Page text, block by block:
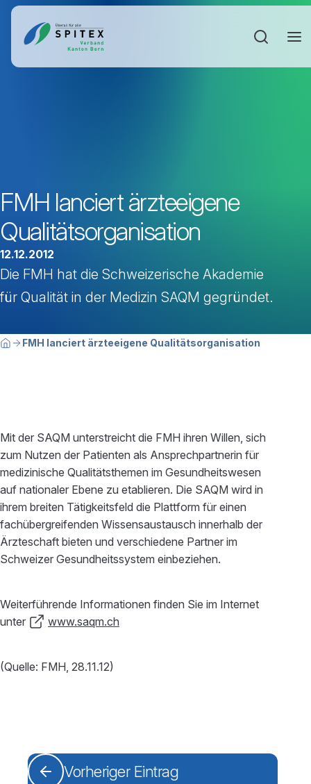
FMH lanciert ärzteeigene
Qualitätsorganisation
12.12.2012
Die FMH hat die Schweizerische Akademie
für Qualität in der Medizin SAQM gegründet.
Breadcrumbnavigation
Sie befinden sich hier:
HomeFMH lanciert ärzteeigene Qualitätsorganisation
Mit der SAQM unterstreicht die FMH ihren Willen, sich
zum Nutzen der Patienten als Ansprechpartnerin für
medizinische Qualitätsthemen im Gesundheitswesen
auf nationaler Ebene zu etablieren. Die SAQM wird in
ihrem breiten Tätigkeitsfeld die Plattform für einen
fachübergreifenden Wissensaustausch innerhalb der
Ärzteschaft bieten und verschiedene Partner im
Schweizer Gesundheitssystem einbeziehen.
Weiterführende Informationen finden Sie im Internet
unter
www.saqm.ch
(Quelle: FMH, 28.11.12)
Vorheriger Eintrag